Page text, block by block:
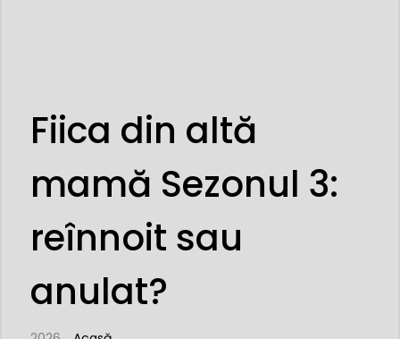
Fiica din altă
mamă Sezonul 3:
reînnoit sau
anulat?